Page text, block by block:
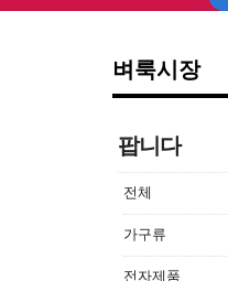
벼룩시장
팝니다
전체
가구류
전자제품